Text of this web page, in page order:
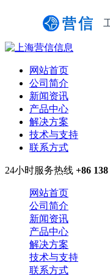
网站首页
公司简介
新闻资讯
产品中心
解决方案
技术与支持
联系方式
24小时服务热线 +86
网站首页
公司简介
新闻资讯
产品中心
解决方案
技术与支持
联系方式